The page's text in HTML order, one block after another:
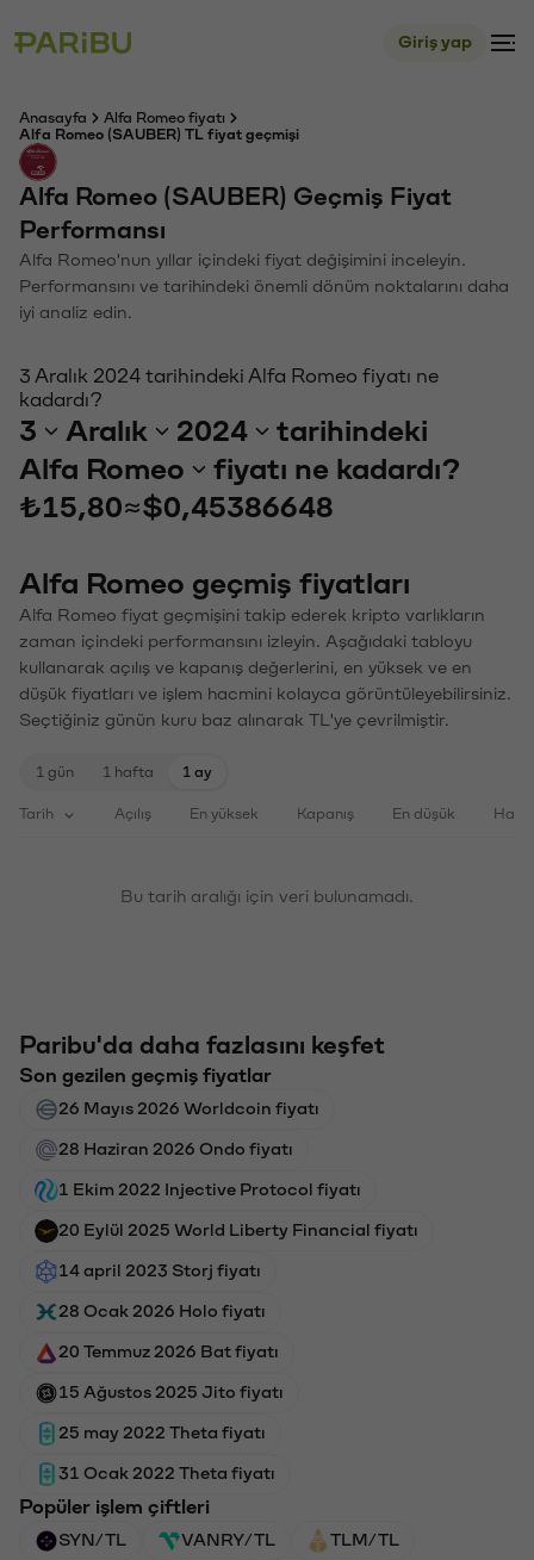
Giriş yap
Anasayfa
Alfa Romeo fiyatı
Alfa Romeo (SAUBER) TL fiyat geçmişi
Alfa Romeo (SAUBER) Geçmiş Fiyat
Performansı
Alfa Romeo'nun yıllar içindeki fiyat değişimini inceleyin.
Performansını ve tarihindeki önemli dönüm noktalarını daha
iyi analiz edin.
3 Aralık 2024 tarihindeki Alfa Romeo fiyatı ne
kadardı?
3 Aralık 2024
tarihindeki
Alfa Romeo
fiyatı ne kadardı?
₺15,80≈$0,45386648
Alfa Romeo geçmiş fiyatları
Alfa Romeo fiyat geçmişini takip ederek kripto varlıkların
zaman içindeki performansını izleyin. Aşağıdaki tabloyu
kullanarak açılış ve kapanış değerlerini, en yüksek ve en
düşük fiyatları ve işlem hacmini kolayca görüntüleyebilirsiniz.
Seçtiğiniz günün kuru baz alınarak TL'ye çevrilmiştir.
1 gün 1 hafta 1 ay
Tarih Açılış En yüksek Kapanış En düşük
Bu tarih aralığı için veri bulunamadı.
Paribu'da daha fazlasını keşfet
Son gezilen geçmiş fiyatlar
26 Mayıs 2026 Worldcoin fiyatı
28 Haziran 2026 Ondo fiyatı
1 Ekim 2022 Injective Protocol fiyatı
20 Eylül 2025 World Liberty Financial fiyatı
14 april 2023 Storj fiyatı
28 Ocak 2026 Holo fiyatı
20 Temmuz 2026 Bat fiyatı
15 Ağustos 2025 Jito fiyatı
25 may 2022 Theta fiyatı
31 Ocak 2022 Theta fiyatı
Popüler işlem çiftleri
SYN/TL VANRY/TL TLM/TL